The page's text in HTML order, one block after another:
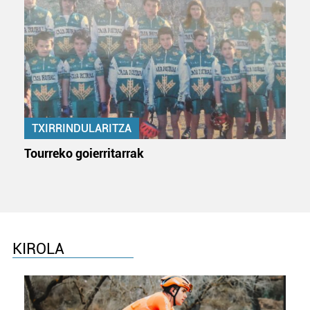
TXIRRINDULARITZA
Tourreko goierritarrak
KIROLA